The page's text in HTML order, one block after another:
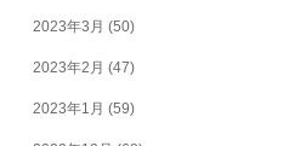
2023年3月 (50)
2023年2月 (47)
2023年1月 (59)